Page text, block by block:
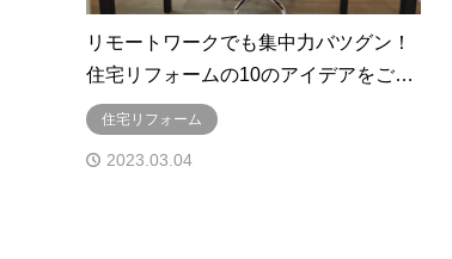
リモートワークでも集中力バツグン！
住宅リフォームの10のアイデアをご…
住宅リフォーム
2023.03.04